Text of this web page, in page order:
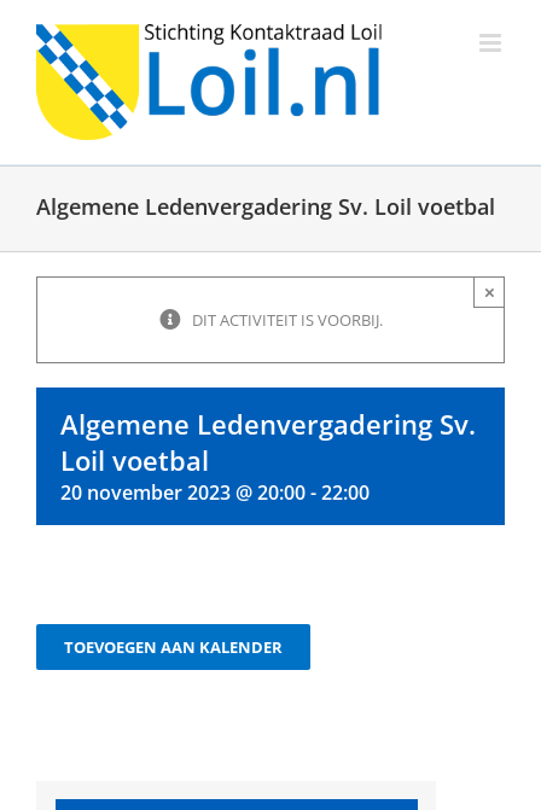
inhoud
Algemene Ledenvergadering Sv. Loil voetbal
DIT ACTIVITEIT IS VOORBIJ.
×
Algemene Ledenvergadering Sv.
Loil voetbal
20 november 2023 @ 20:00-22:00
TOEVOEGEN AAN KALENDER